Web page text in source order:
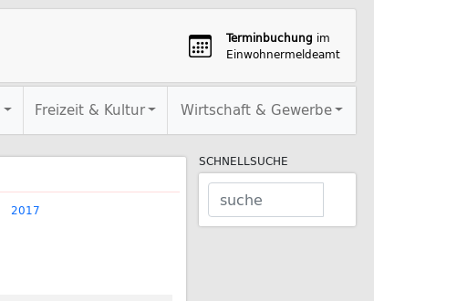
Terminbuchung im
Einwohnermeldeamt
Freizeit & Kultur Wirtschaft & Gewerbe
2017
SCHNELLSUCHE